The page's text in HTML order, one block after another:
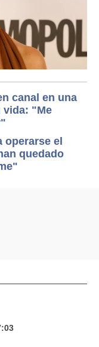
canal en una
vida: "Me
operarse el
quedado